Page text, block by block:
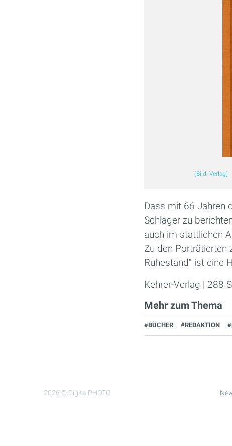
(Bild: Verlag)
Dass mit 66 Jahren
Schlager zu
auch im stattlichen
Zu den Porträtierten
Ruhestand“ ist eine
Kehrer-Verlag | 288
Mehr zum Thema
#BÜCHER #REDAKTION
2026 © DigitalPHOTO